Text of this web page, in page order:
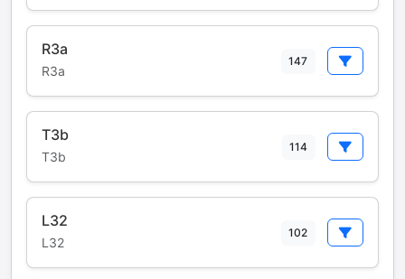
R3a
R3a
147
T3b
T3b
114
L32
L32
102